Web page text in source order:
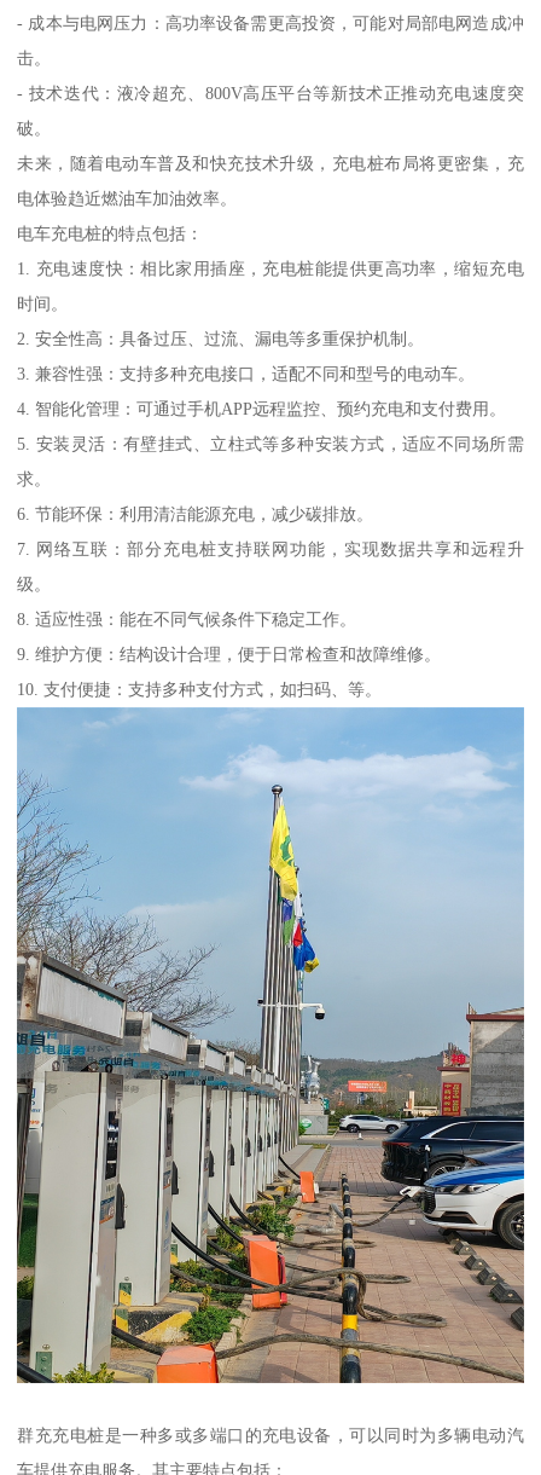
- 成本与电网压力：高功率设备需更高投资，可能对局部电网造成冲
击。
- 技术迭代：液冷超充、800V高压平台等新技术正推动充电速度突
破。
未来，随着电动车普及和快充技术升级，充电桩布局将更密集，充
电体验趋近燃油车加油效率。
电车充电桩的特点包括：
1. 充电速度快：相比家用插座，充电桩能提供更高功率，缩短充电
时间。
2. 安全性高：具备过压、过流、漏电等多重保护机制。
3. 兼容性强：支持多种充电接口，适配不同和型号的电动车。
4. 智能化管理：可通过手机APP远程监控、预约充电和支付费用。
5. 安装灵活：有壁挂式、立柱式等多种安装方式，适应不同场所需
求。
6. 节能环保：利用清洁能源充电，减少碳排放。
7. 网络互联：部分充电桩支持联网功能，实现数据共享和远程升
级。
8. 适应性强：能在不同气候条件下稳定工作。
9. 维护方便：结构设计合理，便于日常检查和故障维修。
10. 支付便捷：支持多种支付方式，如扫码、等。
群充充电桩是一种多或多端口的充电设备，可以同时为多辆电动汽
车提供充电服务。其主要特点包括：